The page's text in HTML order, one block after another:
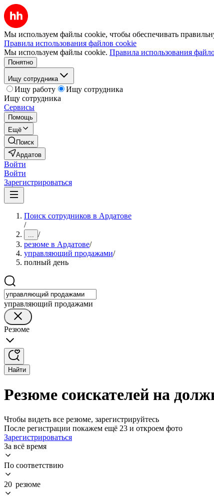
Мы используем файлы cookie, чтобы обеспечивать
Правила использования файлов cookie
Мы используем файлы cookie. Правила использования
Понятно
Ищу сотрудника
Ищу работу
Ищу сотрудника
Ищу сотрудника
Сервисы
Помощь
Ещё
Поиск
Ардатов
Войти
Войти
Зарегистрироваться
Поиск сотрудников в Ардатове
/
... /
резюме в Ардатове/
управляющий продажами/
полный день
управляющий продажами
Резюме
Найти
Резюме соискателей на
Чтобы видеть все резюме, зарегистрируйтесь
После регистрации покажем ещё 23 и откроем фото
Зарегистрироваться
За всё время
По соответствию
20 резюме